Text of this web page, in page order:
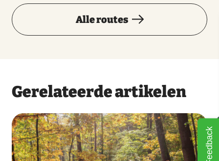
Alle routes
Gerelateerde artikelen
Feedback